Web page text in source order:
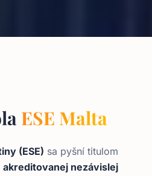
ESE Malta
(ESE) sa pyšní titulom
nezávislej